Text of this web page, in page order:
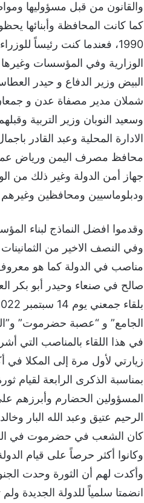
والقانون من قبل مسؤوليها
1990، فعندما كنت رئيساً
الوزارية وفي المؤسسات
البيض وزير الدفاع و حيدر
شملان مدير مصفاة عدن و جمعان
وسعيد النوبان وزير التربية
الادارة المحلية وعبد القادر
محافظ مصرف اليمن ورياض عمر
جهاز أمن الدولة وغير ذلك من
ودبلوماسيين ومحافظين
وقدموا افضل النماذج لبناء
وفي النصف الاخير من
مناصب في الدولة كما هو
صالح في صنعاء وحيدر أبو بكر
الجامع” و “عصبة حضرموت”
في هذا اللقاء بالمناصب التي
المسؤولين الحضارم وأبرزهم
الرحيم عتيق وعبد الله البار
كان الشعب في حضرموت في
وكانوا أكثر حرصاً على قيام
وأكدت لهم أن الثورة وحدت
انضمتا سلمياً للدولة الجديدة